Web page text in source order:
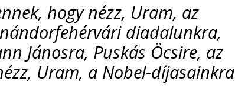
hogy nézz, Uram, az
diadalunkra,
Jánosra, Puskás Öcsire, az
Uram, a Nobel-díjasainkra